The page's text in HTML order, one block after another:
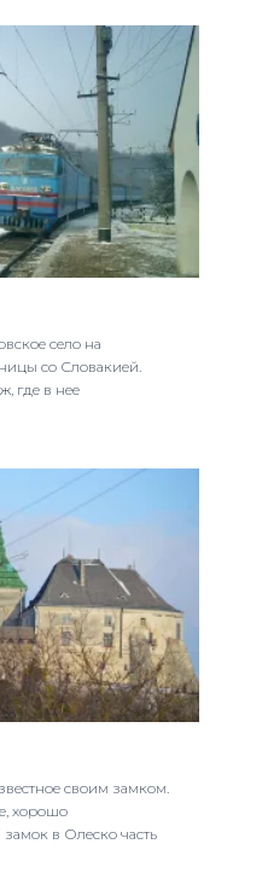
село на
со Словакией.
где в нее
своим замком.
хорошо
в Олеско часть